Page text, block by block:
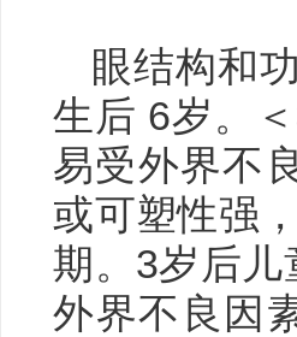
眼结构和
生后 6岁。
易受外界不
或可塑性强
期。3岁后儿
外界不良因